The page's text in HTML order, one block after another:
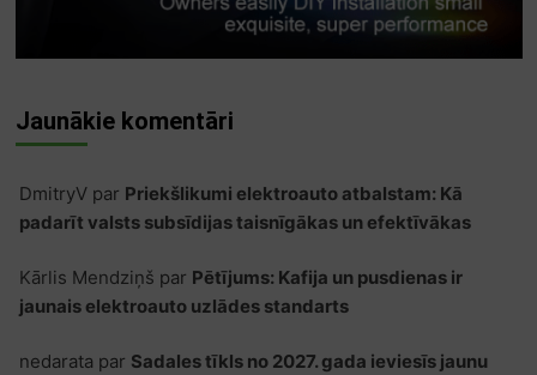
Jaunākie komentāri
DmitryVpar Priekšlikumi elektroauto atbalstam: Kā
padarīt valsts subsīdijas taisnīgākas un efektīvākas
Kārlis Mendziņš par Pētījums: Kafija un pusdienas ir
jaunais elektroauto uzlādes standarts
nedarata par Sadales tīkls no 2027. gada ieviesīs jaunu